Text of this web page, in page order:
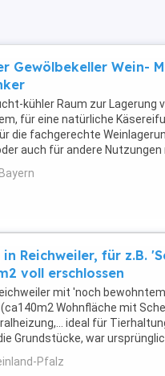
Gewölbekeller Wein-
kühler Raum zur Lagerung
für eine natürliche
die fachgerechte
auch für andere
Keller für Weingut oder
Reichweiler, für z.B.
voll erschlossen
mit 'noch
Wohnfläche mit
ideal für
Grundstücke, war
...
Pfalz